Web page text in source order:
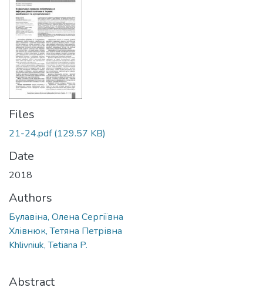
Files
21-24.pdf(129.57 KB)
Date
2018
Authors
Булавіна, Олена Сергіївна
Хлівнюк, Тетяна Петрівна
Khlivniuk, Tetiana P.
Abstract